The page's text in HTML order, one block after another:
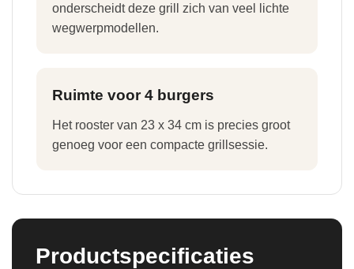
onderscheidt deze grill zich van veel lichte
wegwerpmodellen.
Ruimte voor 4 burgers
Het rooster van 23 x 34 cm is precies groot
genoeg voor een compacte grillsessie.
Productspecificaties